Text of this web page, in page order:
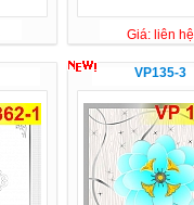
Giá: liên hệ
VP135-3